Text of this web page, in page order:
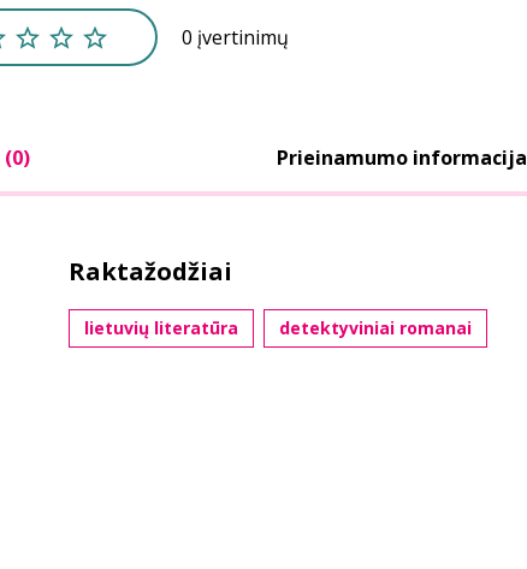
0 įvertinimų
(0) Prieinamumo informacija
Raktažodžiai
lietuvių literatūra detektyviniai romanai